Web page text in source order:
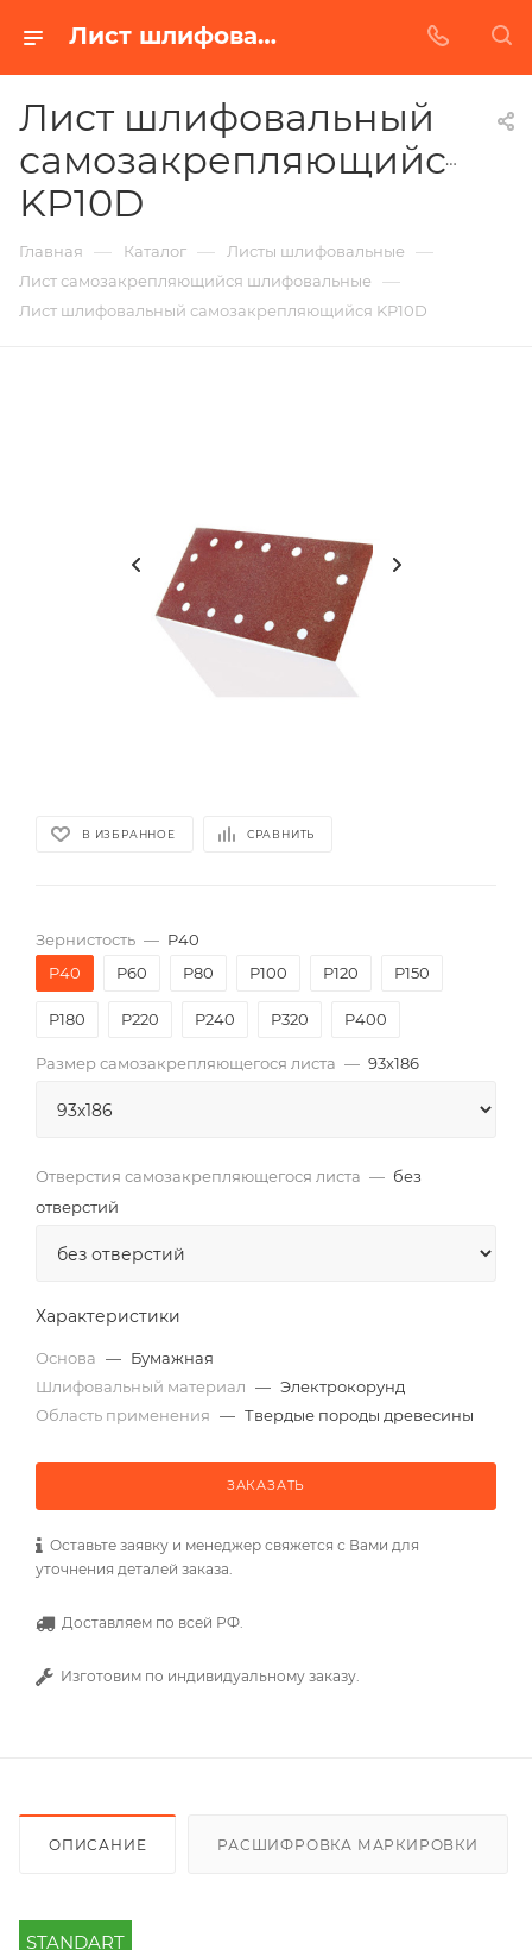
Лист шлифовальный самозакрепляющийся KP10D в Белгороде | Купить по недорогой цене от Абразивного Завода
Лист шлифовальный
самозакрепляющийся
KP10D
Главная — Каталог — Листы шлифовальные —
Лист самозакрепляющийся шлифовальные —
Лист шлифовальный самозакрепляющийся KP10D
В ИЗБРАННОЕ СРАВНИТЬ
Зернистость — P40
P40
P60 P80 P100 P120 P150
P180 P220 P240 P320 P400
Размер самозакрепляющегося листа — 93х186
Отверстия самозакрепляющегося листа — без
отверстий
Характеристики
Основа — Бумажная
Шлифовальный материал — Электрокорунд
Область применения — Твердые породы древесины
ЗАКАЗАТЬ
Оставьте заявку и менеджер свяжется с Вами для
уточнения деталей заказа.
Доставляем по всей РФ.
Изготовим по индивидуальному заказу.
ОПИСАНИЕ РАСШИФРОВКА МАРКИРОВКИ
STANDART